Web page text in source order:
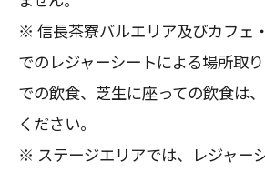
※ 信長茶寮バルエリア及びカフェ
でのレジャーシートによる場所取
での飲食、芝生に座っての飲食は
ください。
※ ステージエリアでは、レジャー